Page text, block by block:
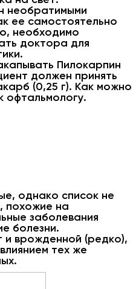
необратимыми
ее самостоятельно
необходимо
доктора для
Пилокарпин
должен принять
(0,25 г). Как можно
офтальмологу.
однако список не
похожие на
заболевания
болезни.
и врожденной (редко),
тех же